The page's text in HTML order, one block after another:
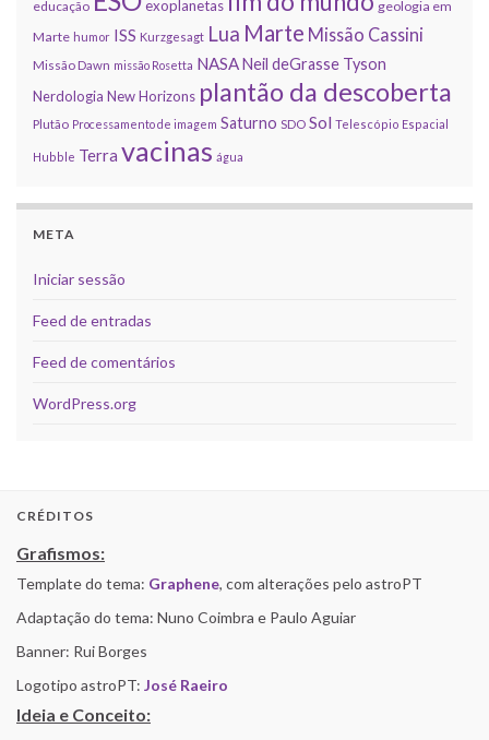
educação exoplanetas
geologia em
Marte humor ISS Kurzgesagt Lua Marte Missão Cassini
Missão Dawn missão Rosetta NASANeil deGrasse Tyson
Nerdologia New Horizons plantão da descoberta
Plutão Processamento de imagem Saturno SDO Sol Telescópio Espacial
Hubble Terra vacinas água
META
Iniciar sessão
Feed de entradas
Feed de comentários
WordPress.org
CRÉDITOS
Grafismos:
Template do tema: Graphene, com alterações pelo astroPT
Adaptação do tema: Nuno Coimbra e Paulo Aguiar
Banner: Rui Borges
Logotipo astroPT: José Raeiro
Ideia e Conceito: